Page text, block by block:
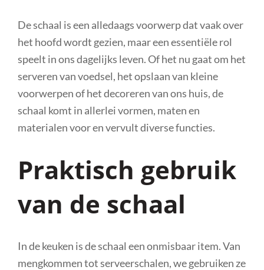
De schaal is een alledaags voorwerp dat vaak over
het hoofd wordt gezien, maar een essentiële rol
speelt in ons dagelijks leven. Of het nu gaat om het
serveren van voedsel, het opslaan van kleine
voorwerpen of het decoreren van ons huis, de
schaal komt in allerlei vormen, maten en
materialen voor en vervult diverse functies.
Praktisch gebruik
van de schaal
In de keuken is de schaal een onmisbaar item. Van
mengkommen tot serveerschalen, we gebruiken ze